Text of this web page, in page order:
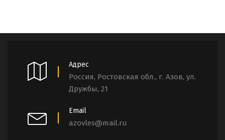
Адрес
Россия, Ростовская обл., г. Азов, ул.
Дружбы, 21
Email
azovles@mail.ru